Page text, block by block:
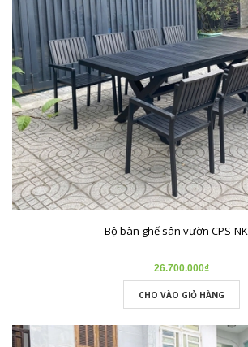
Bộ bàn ghế sân vườn CPS-
26.700.000₫
CHO VÀO GIỎ HÀNG